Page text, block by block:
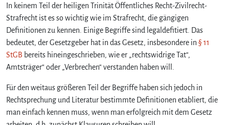
S
t
r
e
h
t
d
In keinem Teil der heiligen Trinität Öffentliches Recht-Zivilrecht-
Strafrecht ist es so wichtig wie im Strafrecht, die gängigen
Definitionen zu kennen. Einige Begriffe sind legaldefitiert. Das
bedeutet, der Gesetzgeber hat in das Gesetz, insbesondere in § 11
StGB bereits hineingeschrieben, wie er „rechtswidrige Tat“,
Amtsträger“ oder „Verbrechen“ verstanden haben will.
Für den weitaus größeren Teil der Begriffe haben sich jedoch in
Rechtsprechung und Literatur bestimmte Definitionen etabliert, die
man einfach kennen muss, wenn man erfolgreich mit dem Gesetz